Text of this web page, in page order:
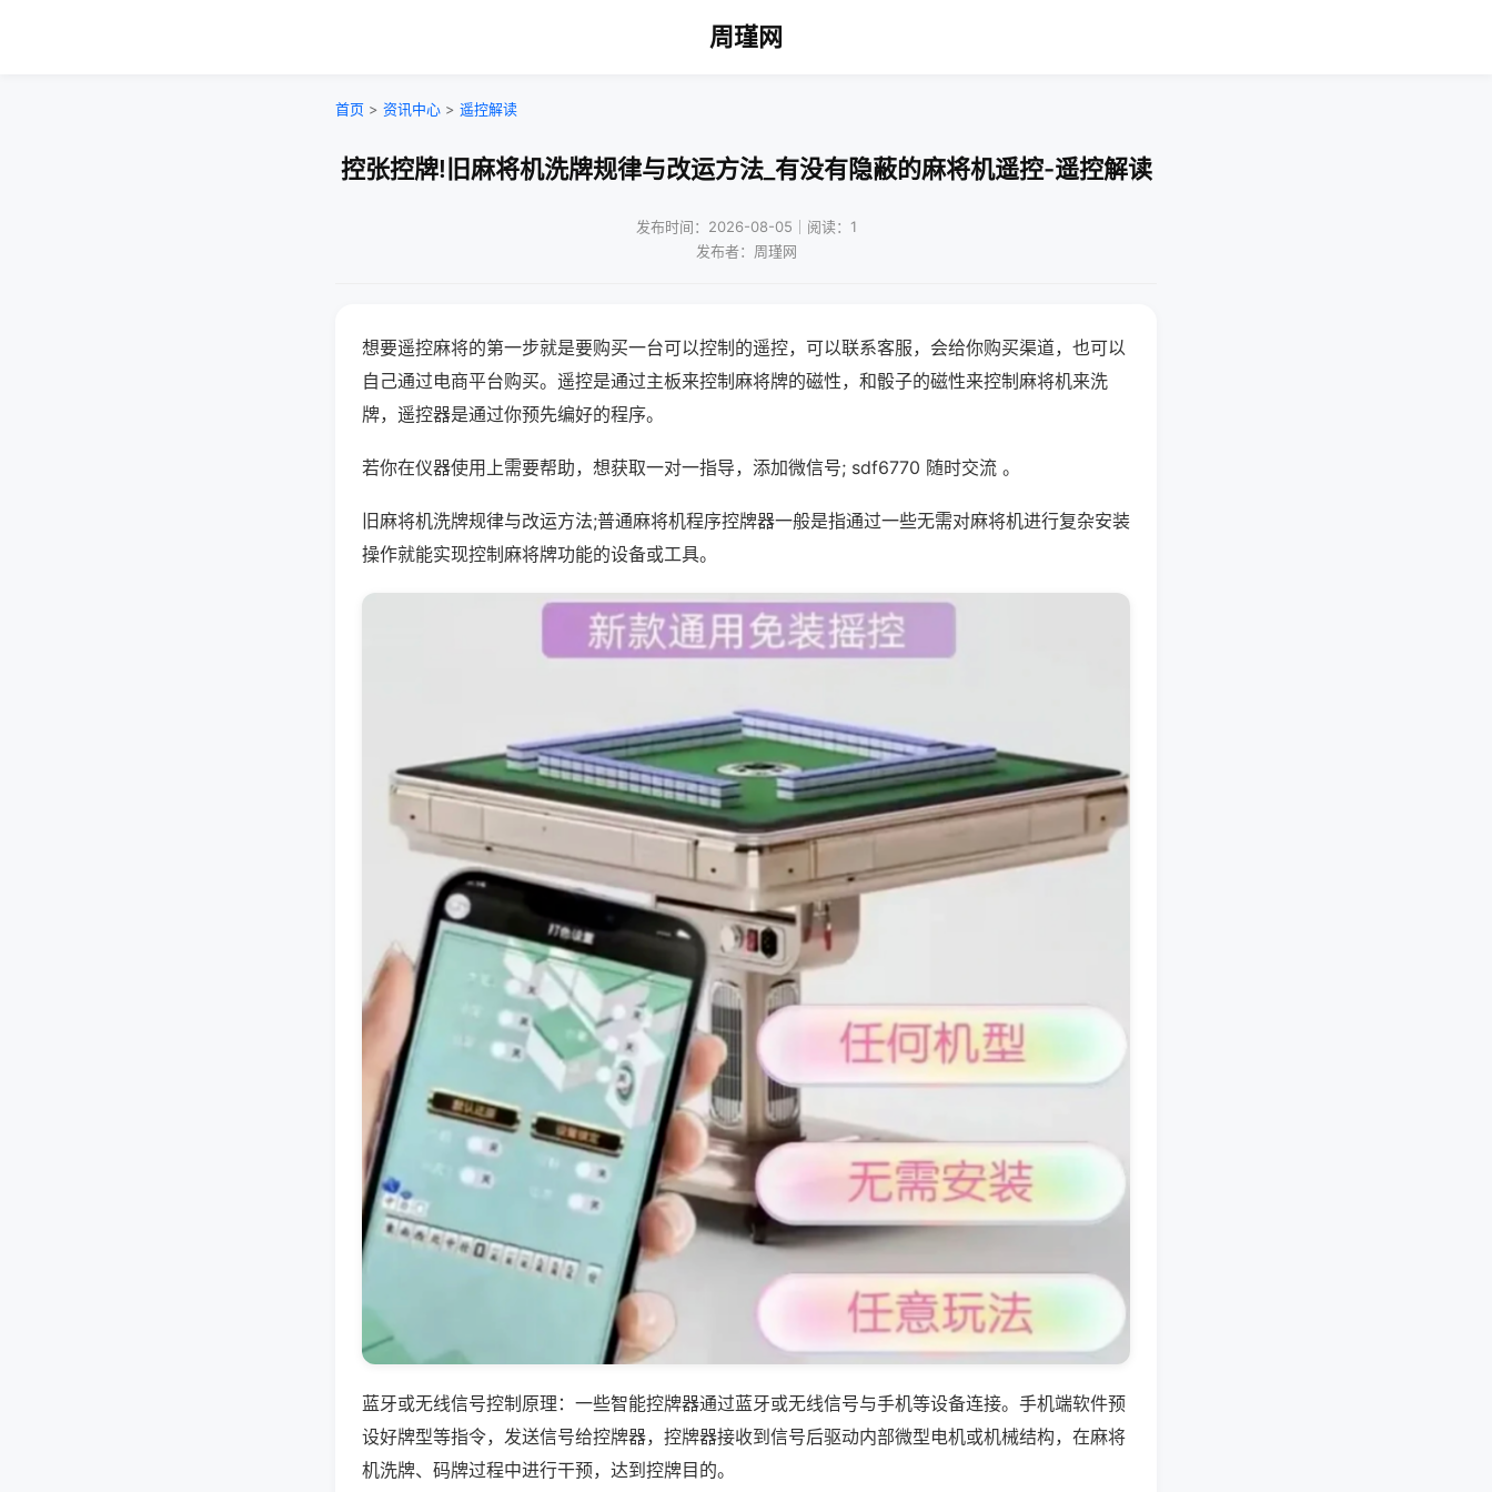
周瑾网
首页 > 资讯中心 > 遥控解读
控张控牌!旧麻将机洗牌规律与改运方法_有没有隐蔽的麻将机遥控-遥控解读
发布时间：2026-08-05｜阅读：1
发布者：周瑾网
想要遥控麻将的第一步就是要购买一台可以控制的遥控，可以联系客服，会给你购买渠道，也可以
自己通过电商平台购买。遥控是通过主板来控制麻将牌的磁性，和骰子的磁性来控制麻将机来洗
牌，遥控器是通过你预先编好的程序。
若你在仪器使用上需要帮助，想获取一对一指导，添加微信号; sdf6770 随时交流 。
旧麻将机洗牌规律与改运方法;普通麻将机程序控牌器一般是指通过一些无需对麻将机进行复杂安装
操作就能实现控制麻将牌功能的设备或工具。
蓝牙或无线信号控制原理：一些智能控牌器通过蓝牙或无线信号与手机等设备连接。手机端软件预
设好牌型等指令，发送信号给控牌器，控牌器接收到信号后驱动内部微型电机或机械结构，在麻将
机洗牌、码牌过程中进行干预，达到控牌目的。